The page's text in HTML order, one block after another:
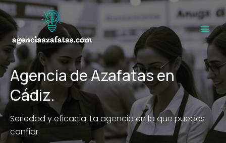
Ir
al
contenido
Main
Agencia de Azafatas en
Cádiz.
Seriedad y eficacia. La agencia en la que puedes
confiar.